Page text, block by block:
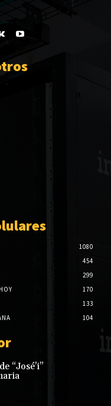
1080
454
299
170
133
104
“José’i”